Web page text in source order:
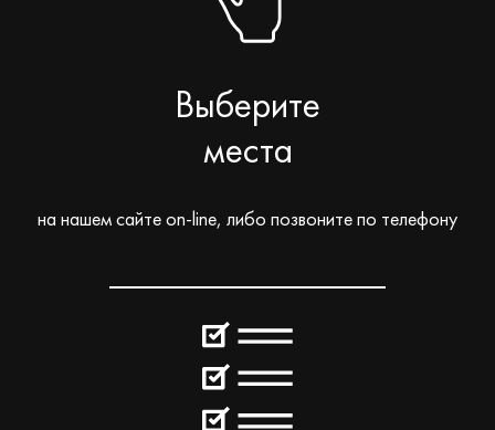
Выберите
места
на нашем сайте on-line, либо позвоните по телефону